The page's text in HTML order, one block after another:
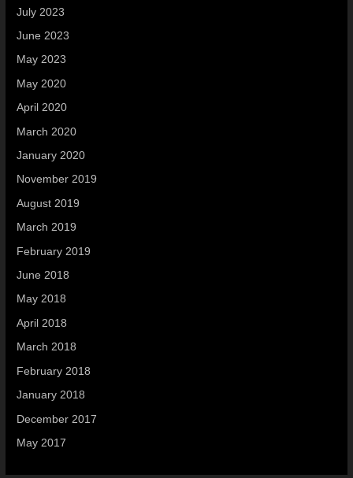
July 2023
June 2023
May 2023
May 2020
April 2020
March 2020
January 2020
November 2019
August 2019
March 2019
February 2019
June 2018
May 2018
April 2018
March 2018
February 2018
January 2018
December 2017
May 2017